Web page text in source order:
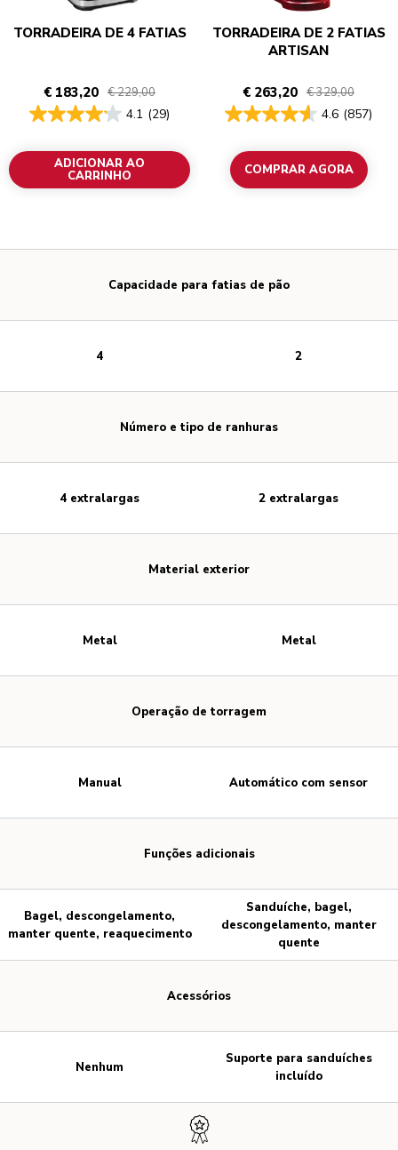
TORRADEIRA DE 4 FATIAS
€ 183,20 € 229,00
4.1 (29)
ADICIONAR AO
CARRINHO
TORRADEIRA DE 2 FATIAS
ARTISAN
€ 263,20 € 329,00
4.6 (857)
COMPRAR AGORA
Capacidade para fatias de pão
Número e tipo de ranhuras
Material exterior
Operação de torragem
Funções adicionais
Acessórios
4
4 extralargas
Metal
Manual
Bagel, descongelamento,
manter quente, reaquecimento
Nenhum
2
2 extralargas
Metal
Automático com sensor
Sanduíche, bagel,
descongelamento, manter
quente
Suporte para sanduíches
incluído